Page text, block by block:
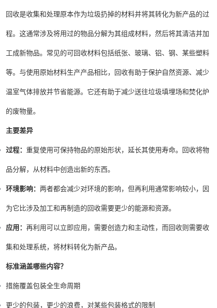
回收是收集和处理原本作为垃圾扔掉的材料并将其转化为新产品的过
程。这通常涉及将用过的物品分解为其组成材料，然后将其清洁并加
工成新物品。常见的可回收材料包括纸张、玻璃、铝、钢、某些塑料
等。与使用原始材料生产产品相比，回收有助于保护自然资源、减少
温室气体排放并节省能源。它还有助于减少送往垃圾填埋场和焚化炉
的废物量。
主要差异
过程： 重复使用可保持物品的原始形状，延长其使用寿命。回收将物
品分解，从材料中创造出新的东西。
环境影响： 两者都会减少对环境的影响，但再利用通常影响较小，因
为它比涉及加工和再制造的回收需要更少的能源和资源。
应用： 再利用可以立即应用，需要创造力和主动性，而回收则需要收
集和处理系统，将材料转化为新产品。
标准涵盖哪些内容？
措施覆盖包装全生命周期
更少的包装，更少的浪费，对某些包装格式的限制